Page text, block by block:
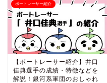
ボートレーサー紹介
【ボートレーサー紹介】井口
佳典選手の成績・特徴などを
解説！銀河系軍団のおしゃれ